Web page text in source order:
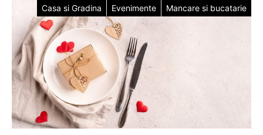
Casa si Gradina Evenimente Mancare si bucatarie